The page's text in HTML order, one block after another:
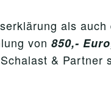
als auch
von 850,-
& Partner